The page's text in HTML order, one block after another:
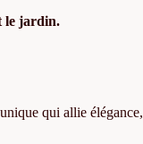
le jardin.
qui allie